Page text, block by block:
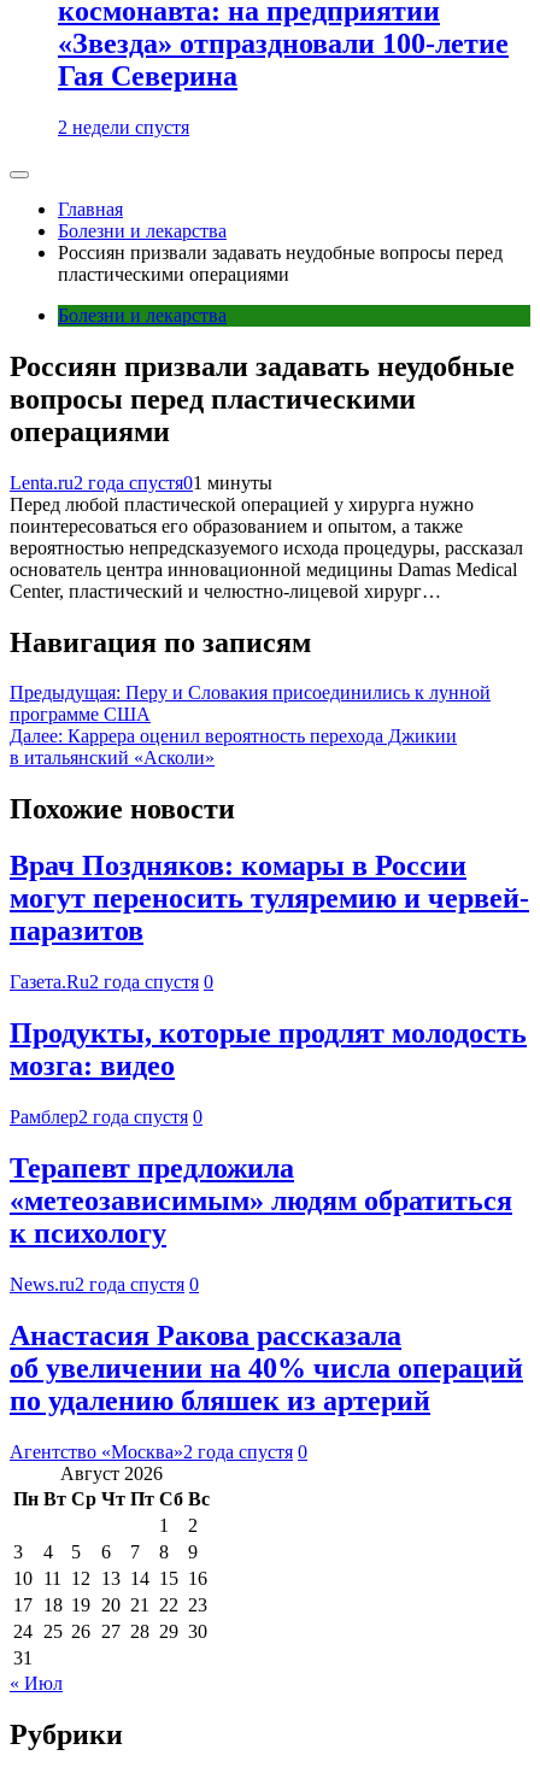
космонавта: на предприятии
«Звезда» отпраздновали 100-летие
Гая Северина
2 недели спустя
Главная
Болезни и лекарства
Россиян призвали задавать неудобные вопросы перед
пластическими операциями
Болезни и лекарства
Россиян призвали задавать неудобные
вопросы перед пластическими
операциями
Lenta.ru2 года спустя01 минуты
Перед любой пластической операцией у хирурга нужно
поинтересоваться его образованием и опытом, а также
вероятностью непредсказуемого исхода процедуры, рассказал
основатель центра инновационной медицины Damas Medical
Center, пластический и челюстно-лицевой хирург…
Навигация по записям
Предыдущая: Перу и Словакия присоединились к лунной
программе США
Далее: Каррера оценил вероятность перехода Джикии
в итальянский «Асколи»
Похожие новости
Врач Поздняков: комары в России
могут переносить туляремию и червей-
паразитов
Газета.Ru2 года спустя 0
Продукты, которые продлят молодость
мозга: видео
Рамблер2 года спустя 0
Терапевт предложила
«метеозависимым» людям обратиться
к психологу
News.ru2 года спустя 0
Анастасия Ракова рассказала
об увеличении на 40% числа операций
по удалению бляшек из артерий
Агентство «Москва»2 года спустя 0
Август 2026
Пн Вт Ср Чт Пт Сб Вс
1
2
3
4 5 6 7 8
9
10 11 12 13 14 15 16
17 18 19 20 21 22 23
24 25 26 27 28 29 30
31
« Июл
Рубрики